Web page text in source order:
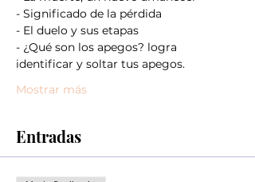
- Significado de la pérdida
- El duelo y sus etapas
- ¿Qué son los apegos? logra
identificar y soltar tus apegos.
Mostrar más
Entradas